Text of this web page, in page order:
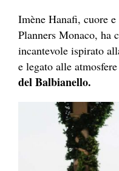
Imène Hanafi, cuore
Planners Monaco, ha
incantevole ispirato
e legato alle
del Balbianello.